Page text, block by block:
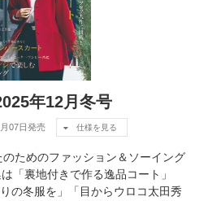
年12月冬号
07日発売 仕様を見る
のためのファッション＆ソーイング
「裏地付きで作る逸品コート」
の冬服を」「目からウロコ太田秀